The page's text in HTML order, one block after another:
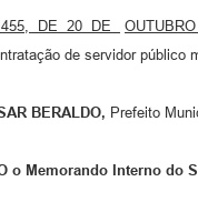
, DE 20 DE
de servidor público
BERALDO, Prefeito
o Memorando Interno do